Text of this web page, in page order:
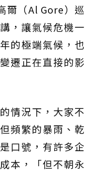
爾（Al Gore）巡
，讓氣候危機一
的極端氣候，也
遷正在直接的影
情況下，大家不
頻繁的暴雨、乾
口號，有許多企
本，「但不朝永